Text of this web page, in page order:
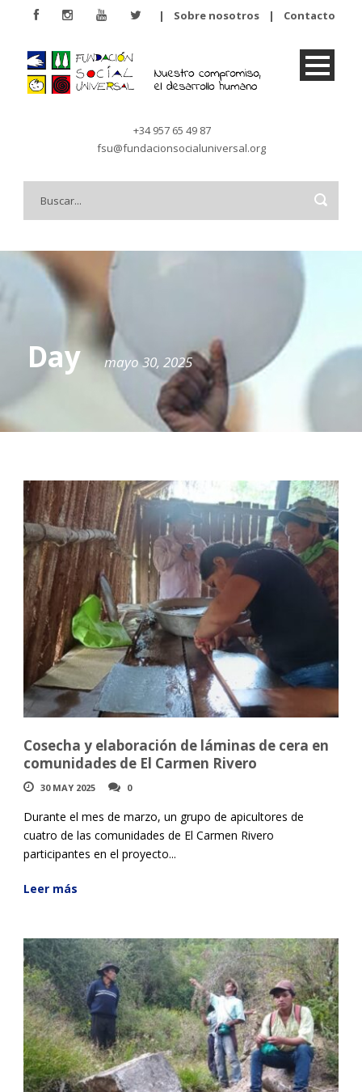
| Sobre nosotros | Contacto
+34 957 65 49 87
fsu@fundacionsocialuniversal.org
Day mayo 30, 2025
Cosecha y elaboración de láminas de cera en
comunidades de El Carmen Rivero
30 MAY 2025 0
Durante el mes de marzo, un grupo de apicultores de
cuatro de las comunidades de El Carmen Rivero
participantes en el proyecto...
Leer más